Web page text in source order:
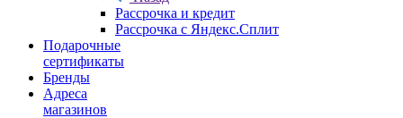
Рассрочка и кредит
Рассрочка с Яндекс.Сплит
Подарочные
сертификаты
Бренды
Адреса
магазинов